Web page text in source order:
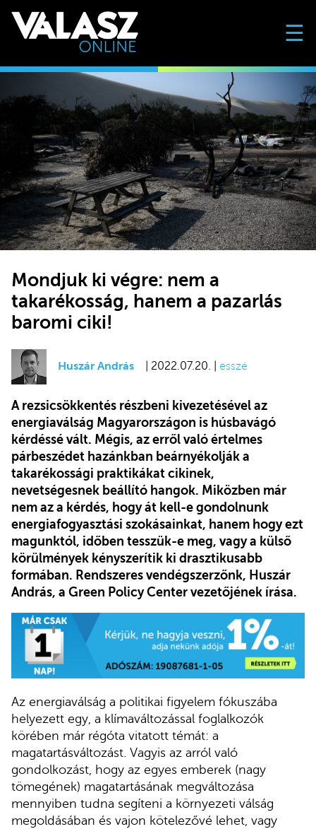
☰
Mondjuk ki végre: nem a
takarékosság, hanem a pazarlás
baromi ciki!
Huszár András | 2022.07.20. | esszé
A rezsicsökkentés részbeni kivezetésével az
energiaválság Magyarországon is húsbavágó
kérdéssé vált. Mégis, az erről való értelmes
párbeszédet hazánkban beárnyékolják a
takarékossági praktikákat cikinek,
nevetségesnek beállító hangok. Miközben már
nem az a kérdés, hogy át kell-e gondolnunk
energiafogyasztási szokásainkat, hanem hogy ezt
magunktól, időben tesszük-e meg, vagy a külső
körülmények kényszerítik ki drasztikusabb
formában. Rendszeres vendégszerzőnk, Huszár
András, a Green Policy Center vezetőjének írása.
Az energiaválság a politikai figyelem fókuszába
helyezett egy, a klímaváltozással foglalkozók
körében már régóta vitatott témát: a
magatartásváltozást. Vagyis az arról való
gondolkozást, hogy az egyes emberek (nagy
tömegének) magatartásának megváltozása
mennyiben tudna segíteni a környezeti válság
megoldásában és vajon kötelezővé lehet, vagy